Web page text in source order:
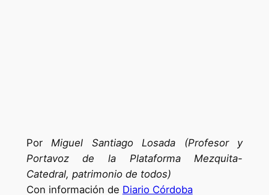
PorMiguel Santiago Losada (Profesor y
Portavoz de la Plataforma Mezquita-
Catedral, patrimonio de todos)
Con información de Diario Córdoba